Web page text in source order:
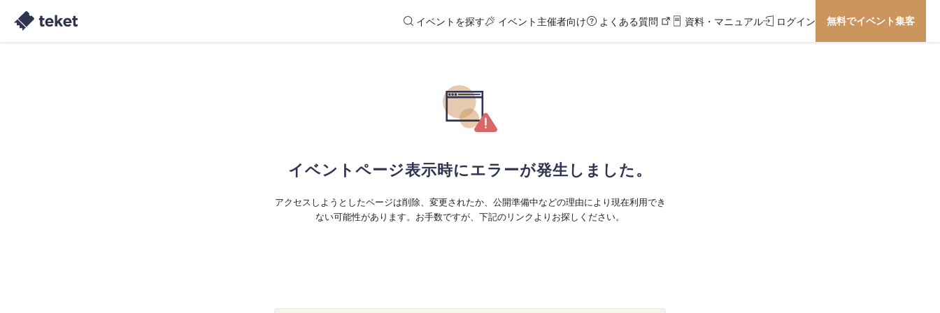
イベントを探す イベント主催者向け よくある質問 資料・マニュアル ログイン 無料でイベント集客
イベントページ表示時にエラーが発生しました。
アクセスしようとしたページは削除、変更されたか、公開準備中などの理由により現在利用でき
ない可能性があります。お手数ですが、下記のリンクよりお探しください。